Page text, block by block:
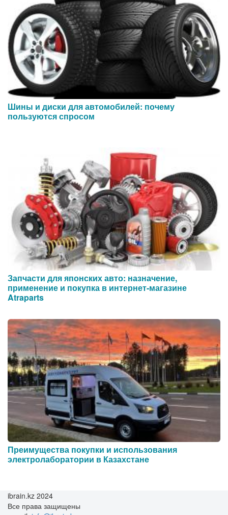
Шины и диски для автомобилей: почему
пользуются спросом
Запчасти для японских авто: назначение,
применение и покупка в интернет-магазине
Atraparts
Преимущества покупки и использования
электролаборатории в Казахстане
ibrain.kz 2024
Все права защищены